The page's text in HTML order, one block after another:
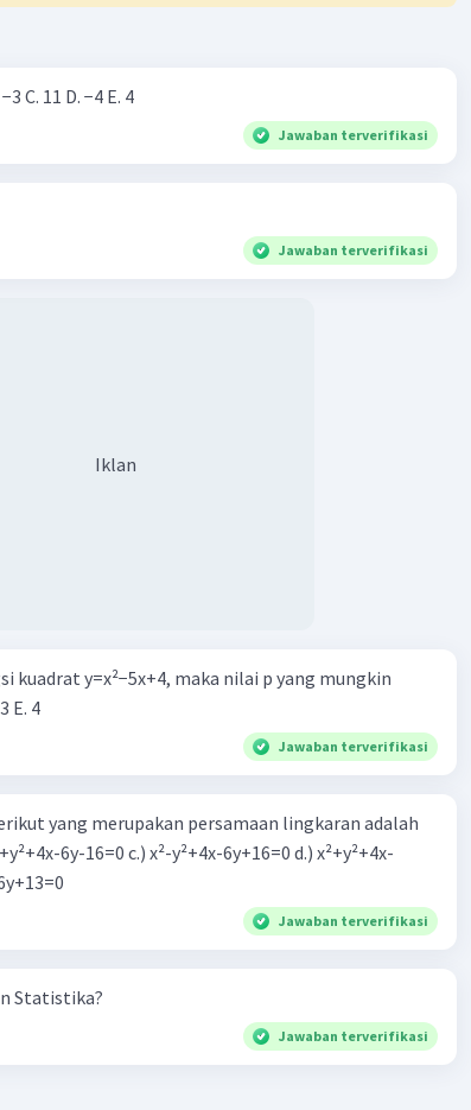
a (sebanyak n kali)
Balas
A. 3 B. −3 C. 11 D. −4 E. 4
Jawaban terverifikasi
Jawaban terverifikasi
Iklan
kuadrat y=x²−5x+4, maka nilai p yang mungkin
E. 4
Jawaban terverifikasi
yang merupakan persamaan lingkaran adalah
6y-16=0 c.) x²-y²+4x-6y+16=0 d.) x²+y²+4x-
6y+13=0
Jawaban terverifikasi
Statistika?
Jawaban terverifikasi